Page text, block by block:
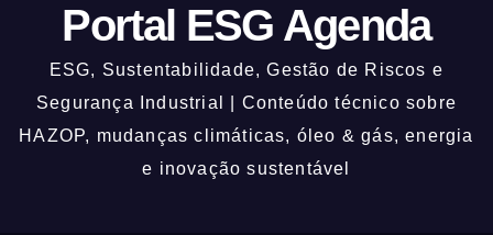
Portal ESG Agenda
ESG, Sustentabilidade, Gestão de Riscos e
Segurança Industrial | Conteúdo técnico sobre
HAZOP, mudanças climáticas, óleo & gás, energia
e inovação sustentável